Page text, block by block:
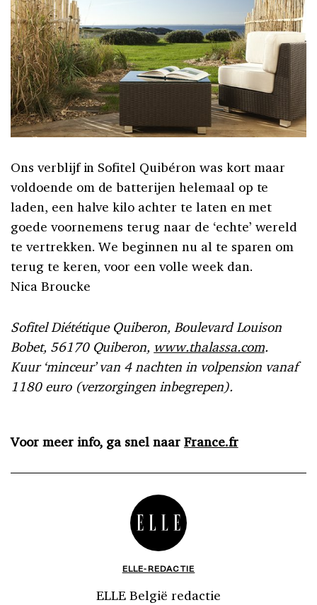
Ons verblijf in Sofitel Quibéron was kort maar
voldoende om de batterijen helemaal op te
laden, een halve kilo achter te laten en met
goede voornemens terug naar de ‘echte’ wereld
te vertrekken. We beginnen nu al te sparen om
terug te keren, voor een volle week dan.
Nica Broucke
Sofitel Diététique Quiberon, Boulevard Louison
Bobet, 56170 Quiberon, www.thalassa.com.
Kuur ‘minceur’ van 4 nachten in volpension vanaf
1180 euro (verzorgingen inbegrepen).
Voor meer info, ga snel naar France.fr
ELLE-REDACTIE
ELLE België redactie